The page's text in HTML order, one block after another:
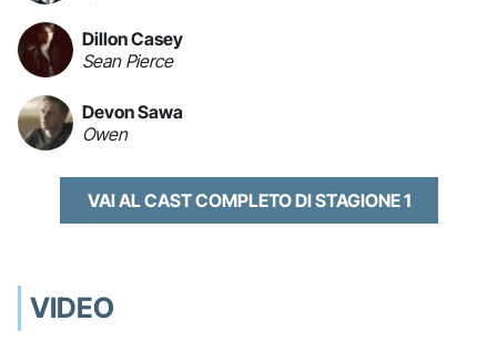
Dillon Casey
Sean Pierce
Devon Sawa
Owen
VAI AL CAST COMPLETO DI STAGIONE 1
VIDEO